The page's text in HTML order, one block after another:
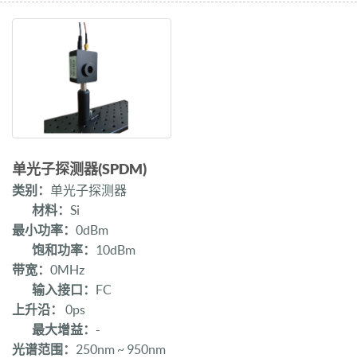
单光子探测器(SPDM)
类别： 单光子探测器
材料： Si
最小功率： 0dBm
饱和功率： 10dBm
带宽： 0MHz
输入接口：
FC
上升沿：
0ps
最大增益： -
光谱范围： 250nm ~ 950nm